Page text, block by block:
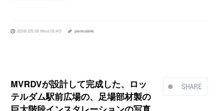
2016.05.18 Wed 15:40 permalink
SHARE
MVRDVが設計して完成した、ロッ
テルダム駅前広場の、足場部材製の